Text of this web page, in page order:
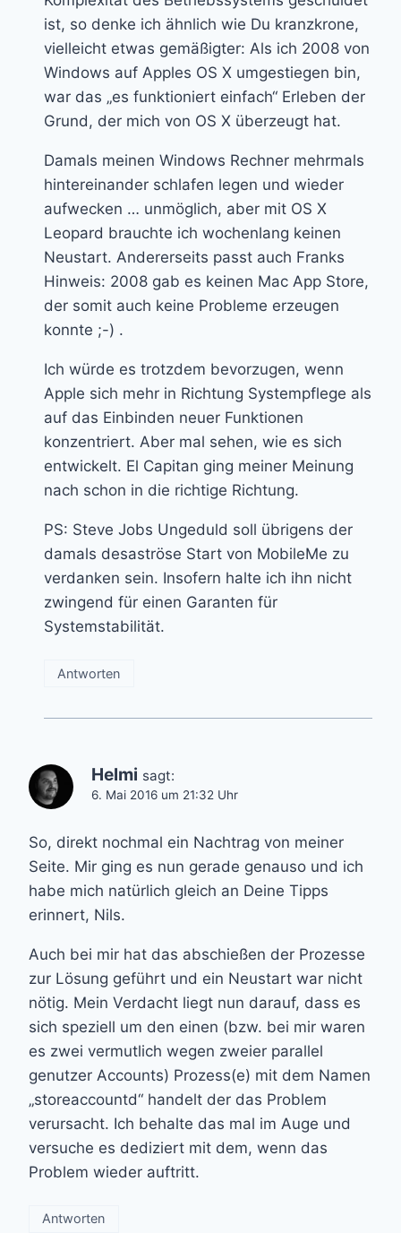
ist, so denke ich ähnlich wie Du kranzkrone,
vielleicht etwas gemäßigter: Als ich 2008 von
Windows auf Apples OS X umgestiegen bin,
war das „es funktioniert einfach“ Erleben der
Grund, der mich von OS X überzeugt hat.
Damals meinen Windows Rechner mehrmals
hintereinander schlafen legen und wieder
aufwecken … unmöglich, aber mit OS X
Leopard brauchte ich wochenlang keinen
Neustart. Andererseits passt auch Franks
Hinweis: 2008 gab es keinen Mac App Store,
der somit auch keine Probleme erzeugen
konnte ;-) .
Ich würde es trotzdem bevorzugen, wenn
Apple sich mehr in Richtung Systempflege als
auf das Einbinden neuer Funktionen
konzentriert. Aber mal sehen, wie es sich
entwickelt. El Capitan ging meiner Meinung
nach schon in die richtige Richtung.
PS: Steve Jobs Ungeduld soll übrigens der
damals desaströse Start von MobileMe zu
verdanken sein. Insofern halte ich ihn nicht
zwingend für einen Garanten für
Systemstabilität.
Antworten
Helmi sagt:
6. Mai 2016 um 21:32 Uhr
So, direkt nochmal ein Nachtrag von meiner
Seite. Mir ging es nun gerade genauso und ich
habe mich natürlich gleich an Deine Tipps
erinnert, Nils.
Auch bei mir hat das abschießen der Prozesse
zur Lösung geführt und ein Neustart war nicht
nötig. Mein Verdacht liegt nun darauf, dass es
sich speziell um den einen (bzw. bei mir waren
es zwei vermutlich wegen zweier parallel
genutzer Accounts) Prozess(e) mit dem Namen
„storeaccountd“ handelt der das Problem
verursacht. Ich behalte das mal im Auge und
versuche es dediziert mit dem, wenn das
Problem wieder auftritt.
Antworten